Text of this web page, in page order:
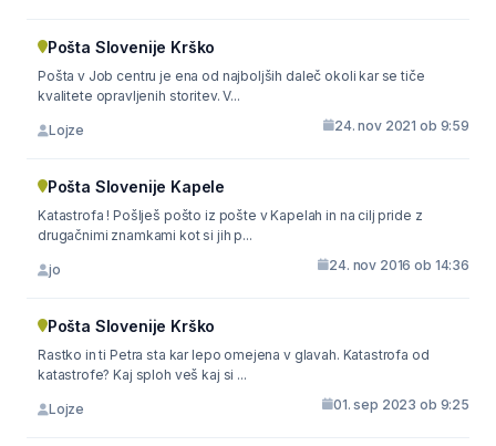
Pošta Slovenije Krško
Pošta v Job centru je ena od najboljših daleč okoli kar se tiče
kvalitete opravljenih storitev. V...
Lojze 24. nov 2021 ob 9:59
Pošta Slovenije Kapele
Katastrofa ! Pošlješ pošto iz pošte v Kapelah in na cilj pride z
drugačnimi znamkami kot si jih p...
jo 24. nov 2016 ob 14:36
Pošta Slovenije Krško
Rastko in ti Petra sta kar lepo omejena v glavah. Katastrofa od
katastrofe? Kaj sploh veš kaj si ...
Lojze 01. sep 2023 ob 9:25